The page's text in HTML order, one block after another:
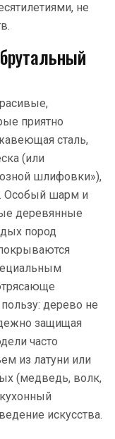
не
приятно
сталь,
(или
шлифовки»),
Особый шарм и
деревянные
пород
дерево не
защищая
часто
из латуни или
(медведь, волк,
искусства.